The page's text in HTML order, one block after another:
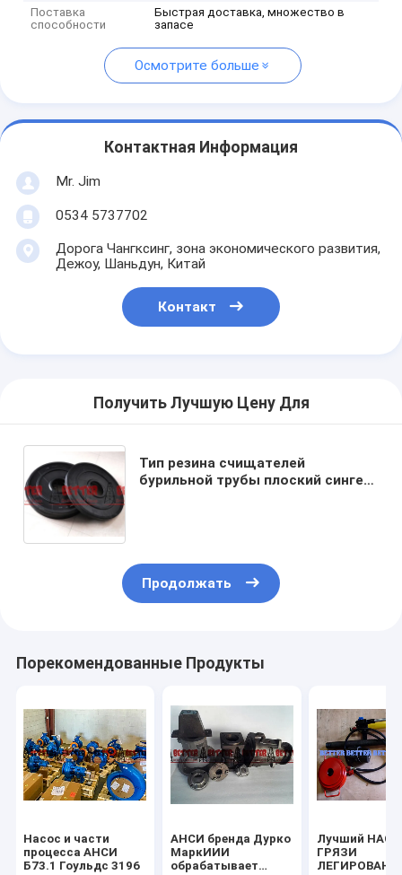
Поставка
способности
Быстрая доставка, множество в
запасе
Осмотрите больше
Контактная Информация
Mr. Jim
0534 5737702
Дорога Чангксинг, зона экономического развития,
Дежоу, Шаньдун, Китай
Контакт
Получить Лучшую Цену Для
Тип резина счищателей
бурильной трубы плоский сингел
Продолжать
Порекомендованные Продукты
Насос и части
процесса АНСИ
Б73.1 Гоульдс 3196
АНСИ бренда Дурко
МаркИИИ
обрабатывает
Лучший
ГРЯЗИ